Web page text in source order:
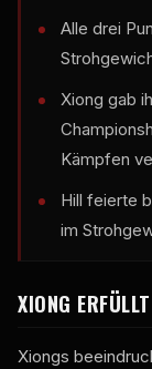
Alle drei
Xiong gab
Kämpfen
Hill feierte
im
XIONG
Xiongs